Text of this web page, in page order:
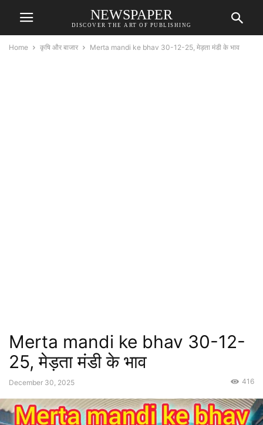
NEWSPAPER
DISCOVER THE ART OF PUBLISHING
Home कृषि और बाजार Merta mandi ke bhav 30-12-25, मेड़ता मंडी के भाव
Merta mandi ke bhav 30-12-
25, मेड़ता मंडी के भाव
December 30, 2025 416